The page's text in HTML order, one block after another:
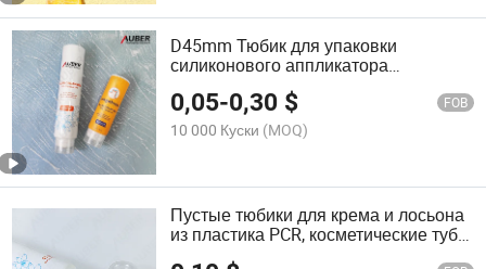
D45mm Тюбик для упаковки
силиконового аппликатора
дезодоранта пластиковый тюбик
0,05-0,30 $ FOB
10 000 Куски (MOQ)
Пустые тюбики для крема и лосьона
из пластика PCR, косметические тубы